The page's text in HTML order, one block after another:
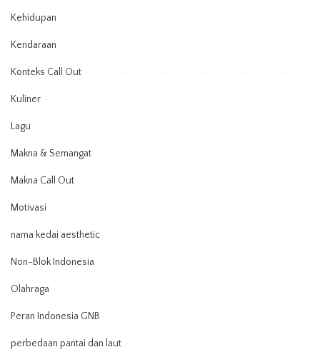
Kehidupan
Kendaraan
Konteks Call Out
Kuliner
Lagu
Makna & Semangat
Makna Call Out
Motivasi
nama kedai aesthetic
Non-Blok Indonesia
Olahraga
Peran Indonesia GNB
perbedaan pantai dan laut